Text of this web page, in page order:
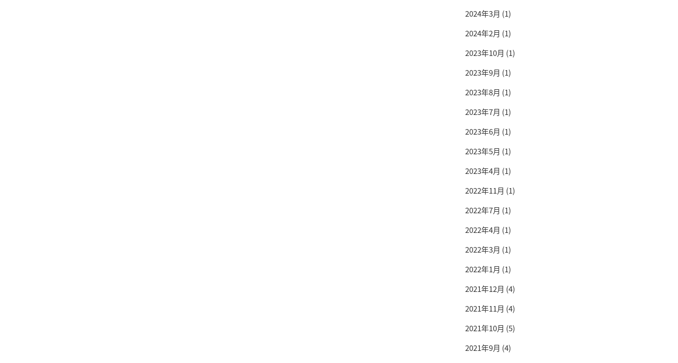
2024年3月 (1)
2024年2月 (1)
2023年10月 (1)
2023年9月 (1)
2023年8月 (1)
2023年7月 (1)
2023年6月 (1)
2023年5月 (1)
2023年4月 (1)
2022年11月 (1)
2022年7月 (1)
2022年4月 (1)
2022年3月 (1)
2022年1月 (1)
2021年12月 (4)
2021年11月 (4)
2021年10月 (5)
2021年9月 (4)